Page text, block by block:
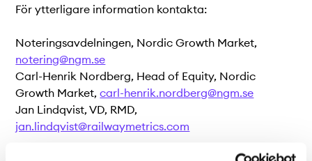
För ytterligare information kontakta:
Noteringsavdelningen, Nordic Growth Market,
notering@ngm.se
Carl-Henrik Nordberg, Head of Equity, Nordic
Growth Market,carl-henrik.nordberg@ngm.se
Jan Lindqvist, VD, RMD,
jan.lindqvist@railwaymetrics.com